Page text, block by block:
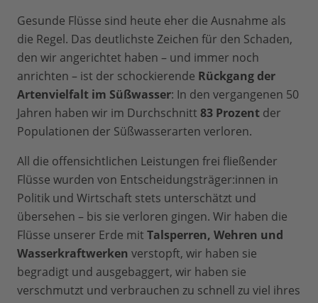
Gesunde Flüsse sind heute eher die Ausnahme als
die Regel. Das deutlichste Zeichen für den Schaden,
den wir angerichtet haben – und immer noch
anrichten – ist der schockierende Rückgang der
Artenvielfalt im Süßwasser: In den vergangenen 50
Jahren haben wir im Durchschnitt 83 Prozent der
Populationen der Süßwasserarten verloren.
All die offensichtlichen Leistungen frei fließender
Flüsse wurden von Entscheidungsträger:innen in
Politik und Wirtschaft stets unterschätzt und
übersehen – bis sie verloren gingen. Wir haben die
Flüsse unserer Erde mit Talsperren, Wehren und
Wasserkraftwerken verstopft, wir haben sie
begradigt und ausgebaggert, wir haben sie
verschmutzt und verbrauchen zu schnell zu viel ihres